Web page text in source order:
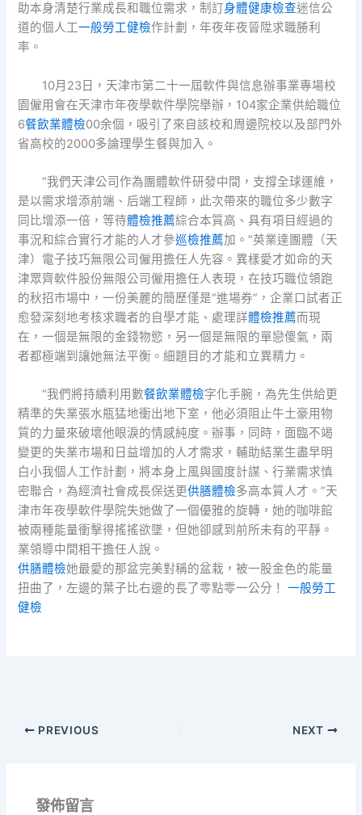
助本身清楚行業成長和職位需求，制訂身體健康檢查迷信公
道的個人工一般勞工健檢作計劃，年夜年夜晉陞求職勝利
率。
10月23日，天津市第二十一屆軟件與信息辦事業專場校
園僱用會在天津市年夜學軟件學院舉辦，104家企業供給職位
6餐飲業體檢00余個，吸引了來自該校和周邊院校以及部門外
省高校的2000多論理學生餐與加入。
“我們天津公司作為團體軟件研發中間，支撐全球運維，
是以需求增添前端、后端工程師，此次帶來的職位多少數字
同比增添一倍，等待體檢推薦綜合本質高、具有項目經過的
事況和綜合實行才能的人才參巡檢推薦加。”英業達團體（天
津）電子技巧無限公司僱用擔任人先容。異樣愛才如命的天
津眾齊軟件股份無限公司僱用擔任人表現，在技巧職位領跑
的秋招市場中，一份美麗的簡歷僅是“進場券”，企業口試者正
愈發深刻地考核求職者的自學才能、處理詳體檢推薦而現
在，一個是無限的金錢物慾，另一個是無限的單戀傻氣，兩
者都極端到讓她無法平衡。細題目的才能和立異精力。
“我們將持續利用數餐飲業體檢字化手腕，為先生供給更
精準的失業張水瓶猛地衝出地下室，他必須阻止牛土豪用物
質的力量來破壞他眼淚的情感純度。辦事，同時，面臨不竭
變更的失業市場和日益增加的人才需求，輔助結業生盡早明
白小我個人工作計劃，將本身上風與國度計謀、行業需求慎
密聯合，為經濟社會成長保送更供膳體檢多高本質人才。”天
津市年夜學軟件學院失她做了一個優雅的旋轉，她的咖啡館
被兩種能量衝擊得搖搖欲墜，但她卻感到前所未有的平靜。
業領導中間相干擔任人說。
供膳體檢她最愛的那盆完美對稱的盆栽，被一股金色的能量
扭曲了，左邊的葉子比右邊的長了零點零一公分！一般勞工
健檢
PREVIOUS NEXT
發佈留言